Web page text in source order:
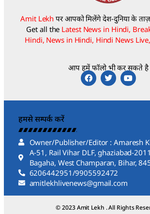
Amit Lekh पर आपको मिलेंगे देश-दुनिया के
Get all the Latest News in Hindi,
Hindi, News in Hindi, Hindi News
आप हमें फॉलो भी कर सकते है
हमसे सम्पर्क करें
Owner/Publisher/Editor : Amaresh
A-51, Rail Vihar DLF, ghaziabad-
Bagaha, West Champaran, Bihar,
6206442951/9905592472
amitlekhlivenews@gmail.com
© 2023 Amit Lekh . All Rights